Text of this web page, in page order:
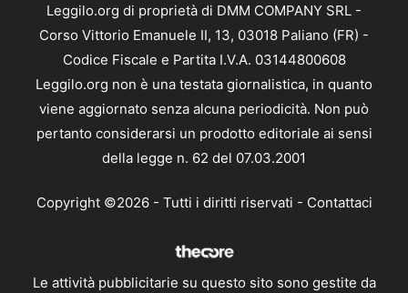
Leggilo.org di proprietà di DMM COMPANY SRL -
Corso Vittorio Emanuele II, 13, 03018 Paliano (FR) -
Codice Fiscale e Partita I.V.A. 03144800608
Leggilo.org non è una testata giornalistica, in quanto
viene aggiornato senza alcuna periodicità. Non può
pertanto considerarsi un prodotto editoriale ai sensi
della legge n. 62 del 07.03.2001
Copyright ©2026 - Tutti i diritti riservati - Contattaci
Le attività pubblicitarie su questo sito sono gestite da